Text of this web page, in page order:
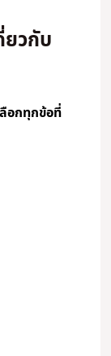
วกับ
อกทุกข้อที่